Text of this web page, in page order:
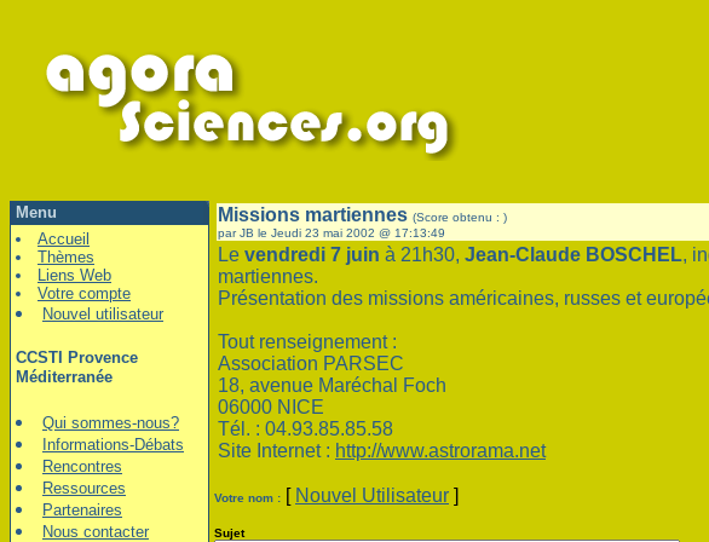
Menu
Accueil
Thèmes
Liens Web
Votre compte
Nouvel utilisateur
CCSTI Provence
Méditerranée
Qui sommes-nous?
Informations-Débats
Rencontres
Ressources
Partenaires
Nous contacter
Missions martiennes (Score obtenu : )
par JB le Jeudi 23 mai 2002 @ 17:13:49
Le vendredi 7 juin à 21h30, Jean-Claude BOSCHEL,
martiennes.
Présentation des missions américaines, russes et
Tout renseignement :
Association PARSEC
18, avenue Maréchal Foch
06000 NICE
Tél. : 04.93.85.85.58
Site Internet : http://www.astrorama.net
Votre nom : [ Nouvel Utilisateur ]
Sujet